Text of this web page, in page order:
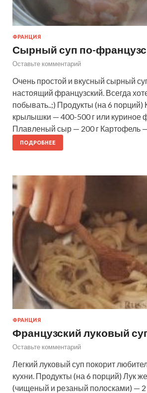
ФРАНЦИЯ
Сырный суп по-
Оставьте комментарий
Очень простой и вкусный сырный
настоящий французский. Всегда
побывать..;) Продукты (на 6 порций)
крылышки — 400-500 г или куриное
Плавленый сыр — 200 г Картофель
ПОДРОБНЕЕ
ФРАНЦИЯ
Французский луковый
Оставьте комментарий
Легкий луковый суп покорит
кухни. Продукты (на 6 порций) Лук
(чищеный и резаный полосками) — 2